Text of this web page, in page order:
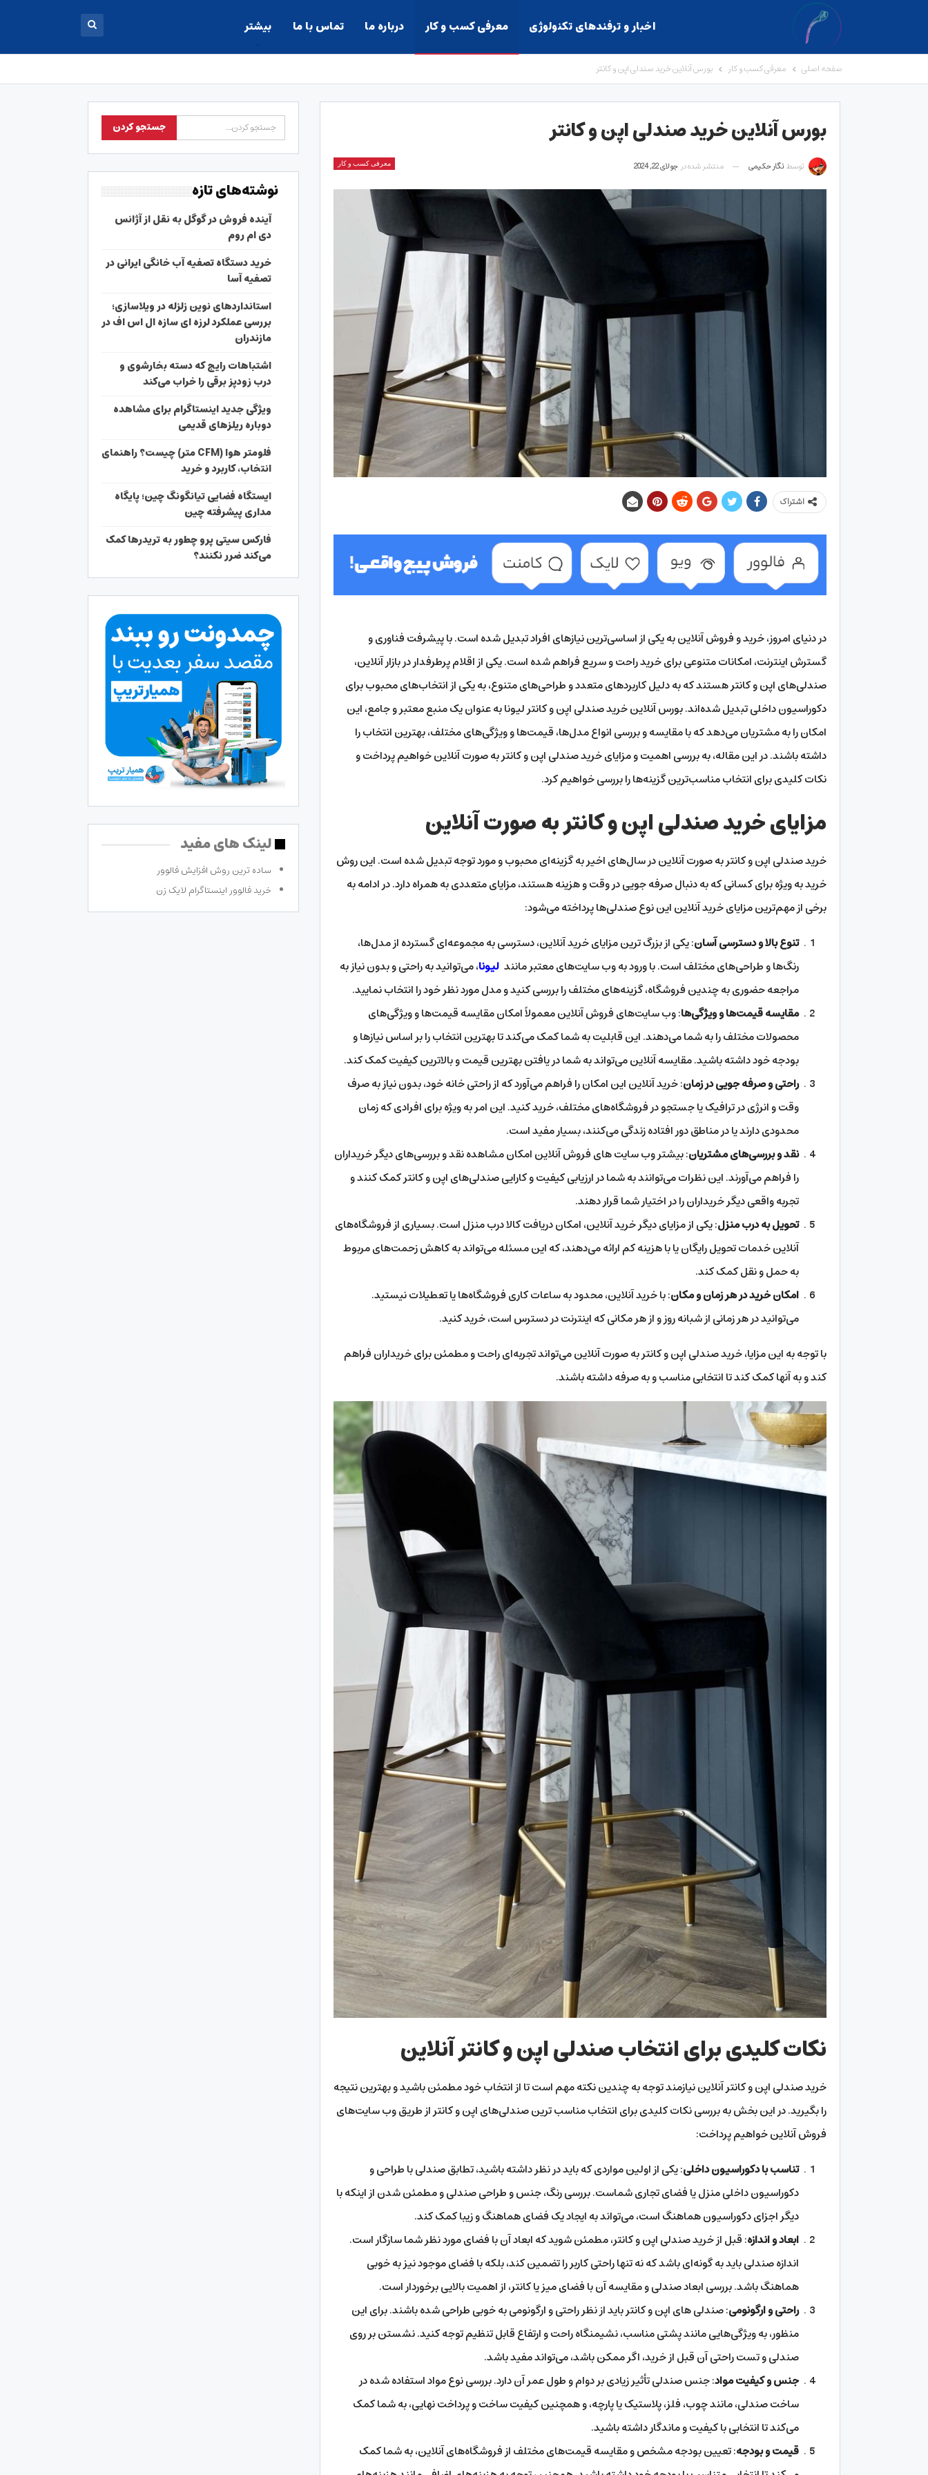
اخبار و ترفندهای تکنولوژی معرفی کسب و کار درباره ما تماس با ما بیشتر
صفحه اصلی معرفی کسب و کار بورس آنلاین خرید صندلی اپن و کانتر
بورس آنلاین خرید صندلی اپن و کانتر
معرفی کسب و کار توسط نگار حکیمی منتشر شده در جولای 22, 2024
اشتراک
در دنیای امروز، خرید و فروش آنلاین به یکی از اساسی‌ترین نیازهای افراد تبدیل شده است. با پیشرفت فناوری و
گسترش اینترنت، امکانات متنوعی برای خرید راحت و سریع فراهم شده است. یکی از اقلام پرطرفدار در بازار آنلاین،
صندلی‌های اپن و کانتر هستند که به دلیل کاربردهای متعدد و طراحی‌های متنوع، به یکی از انتخاب‌های محبوب برای
دکوراسیون داخلی تبدیل شده‌اند. بورس آنلاین خرید صندلی اپن و کانتر لیونا به عنوان یک منبع معتبر و جامع، این
امکان را به مشتریان می‌دهد که با مقایسه و بررسی انواع مدل‌ها، قیمت‌ها و ویژگی‌های مختلف، بهترین انتخاب را
داشته باشند. در این مقاله، به بررسی اهمیت و مزایای خرید صندلی اپن و کانتر به صورت آنلاین خواهیم پرداخت و
نکات کلیدی برای انتخاب مناسب‌ترین گزینه‌ها را بررسی خواهیم کرد.
مزایای خرید صندلی اپن و کانتر به صورت آنلاین
خرید صندلی اپن و کانتر به صورت آنلاین در سال‌های اخیر به گزینه‌ای محبوب و مورد توجه تبدیل شده است. این روش
خرید به ویژه برای کسانی که به دنبال صرفه‌ جویی در وقت و هزینه هستند، مزایای متعددی به همراه دارد. در ادامه به
برخی از مهم‌ترین مزایای خرید آنلاین این نوع صندلی‌ها پرداخته می‌شود:
تنوع بالا و دسترسی آسان: یکی از بزرگ‌ ترین مزایای خرید آنلاین، دسترسی به مجموعه‌ای گسترده از مدل‌ها،
رنگ‌ها و طراحی‌های مختلف است. با ورود به وب‌ سایت‌های معتبر مانند لیونا، می‌توانید به راحتی و بدون نیاز به
مراجعه حضوری به چندین فروشگاه، گزینه‌های مختلف را بررسی کنید و مدل مورد نظر خود را انتخاب نمایید.
مقایسه قیمت‌ها و ویژگی‌ها: وب‌ سایت‌های فروش آنلاین معمولاً امکان مقایسه قیمت‌ها و ویژگی‌های
محصولات مختلف را به شما می‌دهند. این قابلیت به شما کمک می‌کند تا بهترین انتخاب را بر اساس نیازها و
بودجه خود داشته باشید. مقایسه آنلاین می‌تواند به شما در یافتن بهترین قیمت و بالاترین کیفیت کمک کند.
راحتی و صرفه‌ جویی در زمان: خرید آنلاین این امکان را فراهم می‌آورد که از راحتی خانه خود، بدون نیاز به صرف
وقت و انرژی در ترافیک یا جستجو در فروشگاه‌های مختلف، خرید کنید. این امر به ویژه برای افرادی که زمان
محدودی دارند یا در مناطق دور افتاده زندگی می‌کنند، بسیار مفید است.
نقد و بررسی‌های مشتریان: بیشتر وب‌ سایت‌ های فروش آنلاین امکان مشاهده نقد و بررسی‌های دیگر خریداران
را فراهم می‌آورند. این نظرات می‌توانند به شما در ارزیابی کیفیت و کارایی صندلی‌های اپن و کانتر کمک کنند و
تجربه واقعی دیگر خریداران را در اختیار شما قرار دهند.
تحویل به درب منزل: یکی از مزایای دیگر خرید آنلاین، امکان دریافت کالا درب منزل است. بسیاری از فروشگاه‌های
آنلاین خدمات تحویل رایگان یا با هزینه کم ارائه می‌دهند، که این مسئله می‌تواند به کاهش زحمت‌های مربوط
به حمل و نقل کمک کند.
امکان خرید در هر زمان و مکان: با خرید آنلاین، محدود به ساعات کاری فروشگاه‌ها یا تعطیلات نیستید.
می‌توانید در هر زمانی از شبانه‌ روز و از هر مکانی که اینترنت در دسترس است، خرید کنید.
با توجه به این مزایا، خرید صندلی اپن و کانتر به صورت آنلاین می‌تواند تجربه‌ای راحت و مطمئن برای خریداران فراهم
کند و به آنها کمک کند تا انتخابی مناسب و به صرفه داشته باشند.
نکات کلیدی برای انتخاب صندلی اپن و کانتر آنلاین
خرید صندلی اپن و کانتر آنلاین نیازمند توجه به چندین نکته مهم است تا از انتخاب خود مطمئن باشید و بهترین نتیجه
را بگیرید. در این بخش به بررسی نکات کلیدی برای انتخاب مناسب‌ ترین صندلی‌های اپن و کانتر از طریق وب‌ سایت‌های
فروش آنلاین خواهیم پرداخت:
تناسب با دکوراسیون داخلی: یکی از اولین مواردی که باید در نظر داشته باشید، تطابق صندلی با طراحی و
دکوراسیون داخلی منزل یا فضای تجاری شماست. بررسی رنگ، جنس و طراحی صندلی و مطمئن شدن از اینکه با
دیگر اجزای دکوراسیون هماهنگ است، می‌تواند به ایجاد یک فضای هماهنگ و زیبا کمک کند.
ابعاد و اندازه: قبل از خرید صندلی اپن و کانتر، مطمئن شوید که ابعاد آن با فضای مورد نظر شما سازگار است.
اندازه صندلی باید به گونه‌ای باشد که نه تنها راحتی کاربر را تضمین کند، بلکه با فضای موجود نیز به خوبی
هماهنگ باشد. بررسی ابعاد صندلی و مقایسه آن با فضای میز یا کانتر، از اهمیت بالایی برخوردار است.
راحتی و ارگونومی: صندلی‌ های اپن و کانتر باید از نظر راحتی و ارگونومی به خوبی طراحی شده باشند. برای این
منظور، به ویژگی‌هایی مانند پشتی مناسب، نشیمنگاه راحت و ارتفاع قابل تنظیم توجه کنید. نشستن بر روی
صندلی و تست راحتی آن قبل از خرید، اگر ممکن باشد، می‌تواند مفید باشد.
جنس و کیفیت مواد: جنس صندلی تأثیر زیادی بر دوام و طول عمر آن دارد. بررسی نوع مواد استفاده شده در
ساخت صندلی، مانند چوب، فلز، پلاستیک یا پارچه، و همچنین کیفیت ساخت و پرداخت نهایی، به شما کمک
می‌کند تا انتخابی با کیفیت و ماندگار داشته باشید.
قیمت و بودجه: تعیین بودجه مشخص و مقایسه قیمت‌های مختلف از فروشگاه‌های آنلاین، به شما کمک
نوشته‌های تازه
آینده فروش در گوگل به نقل از آژانس
دی ام روم
خرید دستگاه تصفیه آب خانگی ایرانی در
تصفیه آسا
استانداردهای نوین زلزله در ویلاسازی؛
بررسی عملکرد لرزه ای سازه ال اس اف در
مازندران
اشتباهات رایج که دسته بخارشوی و
درب زودپز برقی را خراب می‌کند
ویژگی جدید اینستاگرام برای مشاهده
دوباره ریلزهای قدیمی
فلومتر هوا (CFM متر) چیست؟ راهنمای
انتخاب، کاربرد و خرید
ایستگاه فضایی تیانگونگ چین؛ پایگاه
مداری پیشرفته چین
فارکس سیتی پرو چطور به تریدرها کمک
می‌کند ضرر نکنند؟
لینک های مفید
ساده ترین روش افزایش فالوور
خرید فالوور اینستاگرام لایک زن